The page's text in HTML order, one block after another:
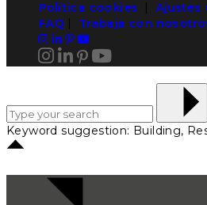
Política cookies |Ajustes
FAQ
Trabaja con
Keyword suggestion: Building,